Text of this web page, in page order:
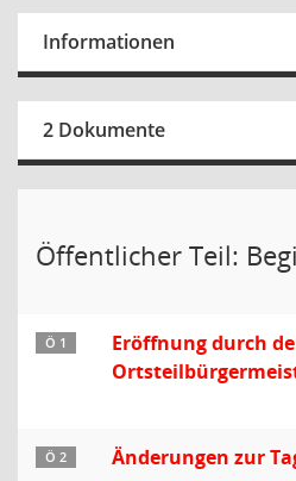
Informationen
2 Dokumente
Öffentlicher Teil:
Ö 1
Eröffnung durch
Ö 2 Änderungen zur